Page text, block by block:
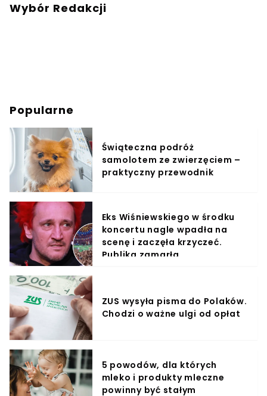
Wybór Redakcji
Popularne
Świąteczna podróż
samolotem ze zwierzęciem –
praktyczny przewodnik
Eks Wiśniewskiego w środku
koncertu nagle wpadła na
scenę i zaczęła krzyczeć.
Publika zamarła
ZUS wysyła pisma do Polaków.
Chodzi o ważne ulgi od opłat
5 powodów, dla których
mleko i produkty mleczne
powinny być stałym